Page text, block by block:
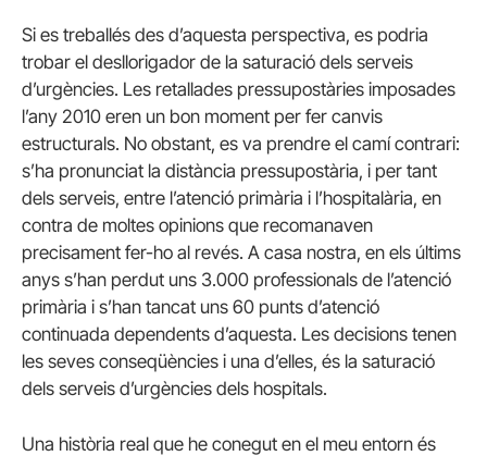
Si es treballés des d’aquesta perspectiva, es podria
trobar el desllorigador de la saturació dels serveis
d’urgències. Les retallades pressupostàries imposades
l’any 2010 eren un bon moment per fer canvis
estructurals. No obstant, es va prendre el camí contrari:
s’ha pronunciat la distància pressupostària, i per tant
dels serveis, entre l’atenció primària i l’hospitalària, en
contra de moltes opinions que recomanaven
precisament fer-ho al revés. A casa nostra, en els últims
anys s’han perdut uns 3.000 professionals de l’atenció
primària i s’han tancat uns 60 punts d’atenció
continuada dependents d’aquesta. Les decisions tenen
les seves conseqüències i una d’elles, és la saturació
dels serveis d’urgències dels hospitals.
Una història real que he conegut en el meu entorn és